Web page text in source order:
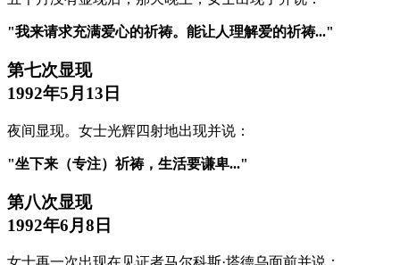
"我来请求充满爱心的祈祷。能让人理解爱的祈祷..."
第七次显现
1992年5月13日
夜间显现。女士光辉四射地出现并说：
"坐下来（专注）祈祷，生活要谦卑..."
第八次显现
1992年6月8日